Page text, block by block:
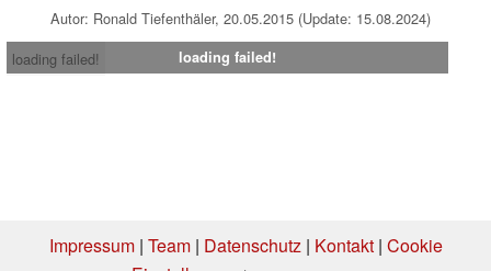
Autor: Ronald Tiefenthäler, 20.05.2015 (Update: 15.08.2024)
loading failed!
loading failed!
Impressum| Team| Datenschutz | Kontakt| Cookie